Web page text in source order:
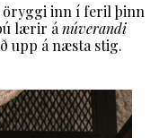
öryggi inn í feril þinn
lærir á núverandi
upp á næsta stig.